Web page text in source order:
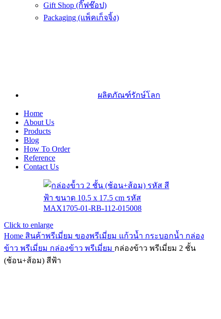
Gift Shop (กิ๊ฟช๊อป)
Packaging (แพ็คเก็จจิ้ง)
ผลิตภัณฑ์รักษ์โลก
Home
About Us
Products
Blog
How To Order
Reference
Contact Us
Click to enlarge
Home สินค้าพรีเมี่ยม ของพรีเมี่ยม แก้วน้ำ กระบอกน้ำ กล่อง
ข้าว พรีเมี่ยม กล่องข้าว พรีเมี่ยม กล่องข้าว พรีเมี่ยม 2 ชั้น
(ช้อน+ส้อม) สีฟ้า